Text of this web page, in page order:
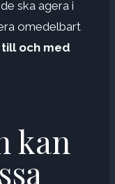
ska agera i
omedelbart
till och med
kan